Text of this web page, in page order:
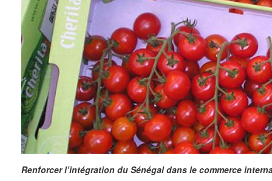
Renforcer l’intégration du Sénégal dans le commerce